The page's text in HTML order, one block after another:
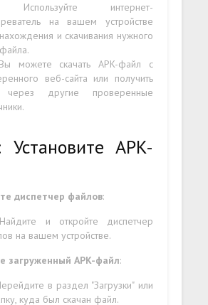
Используйте интернет-
на вашем устройстве
и скачивания нужного
Вы можете скачать APK-файл с
веб-сайта или получить
через другие проверенные
APK-
диспетчер файлов:
Найдите и откройте диспетчер
на вашем устройстве.
загруженный APK-файл:
в раздел "Загрузки" или
куда был скачан файл.